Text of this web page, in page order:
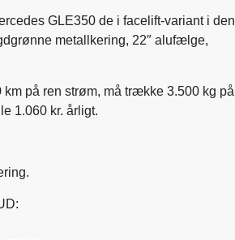
GLE350 de i facelift-variant i den
metallkering, 22″ alufælge,
km på ren strøm, må trække 3.500 kg på
1.060 kr. årligt.